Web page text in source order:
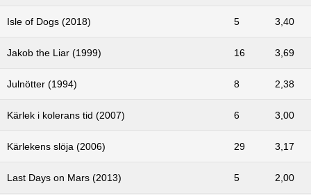
Isle of Dogs (2018) 5 3,40
Jakob the Liar (1999) 16 3,69
Julnötter (1994) 8 2,38
Kärlek i kolerans tid (2007) 6 3,00
Kärlekens slöja (2006) 29 3,17
Last Days on Mars (2013) 5 2,00